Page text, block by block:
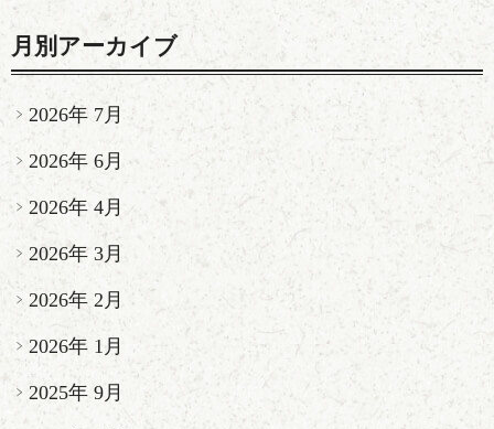
月別アーカイブ
2026年 7月
2026年 6月
2026年 4月
2026年 3月
2026年 2月
2026年 1月
2025年 9月